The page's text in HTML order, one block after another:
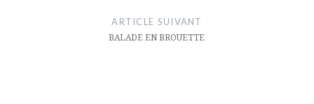
ARTICLE SUIVANT
BALADE EN BROUETTE